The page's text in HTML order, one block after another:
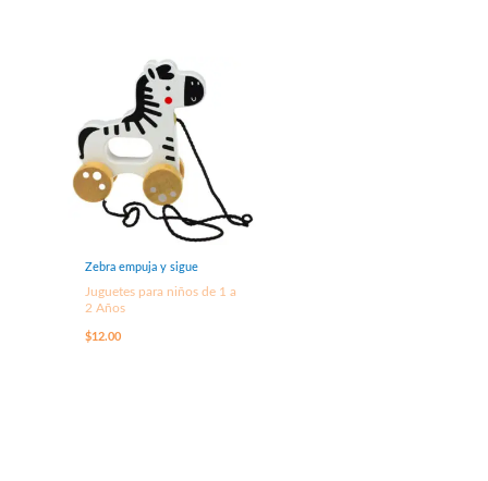
Zebra empuja y sigue
Juguetes para niños de 1 a
2 Años
$12.00